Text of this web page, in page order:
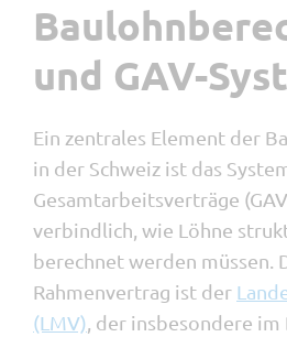
und GAV-
Ein zentrales Element der
in der Schweiz ist das
Gesamtarbeitsverträge
verbindlich, wie Löhne
berechnet werden müssen.
Rahmenvertrag ist der
(LMV), der insbesondere